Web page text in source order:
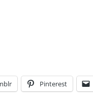
Pinterest